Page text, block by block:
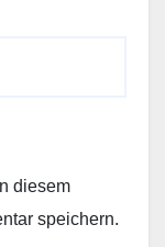
diesem
speichern.